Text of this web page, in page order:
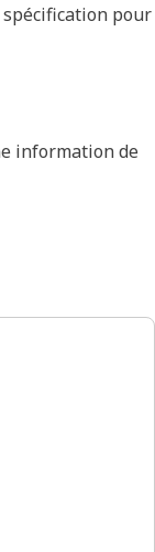
pour
information de